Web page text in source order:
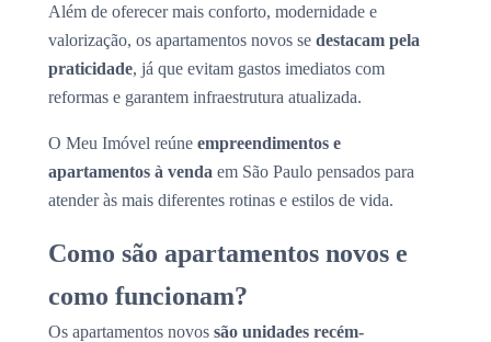
Além de oferecer mais conforto, modernidade e
valorização, os apartamentos novos se destacam pela
praticidade, já que evitam gastos imediatos com
reformas e garantem infraestrutura atualizada.
O Meu Imóvel reúne empreendimentos e
apartamentos à venda em São Paulo pensados para
atender às mais diferentes rotinas e estilos de vida.
Como são apartamentos novos e
como funcionam?
Os apartamentos novos são unidades recém-